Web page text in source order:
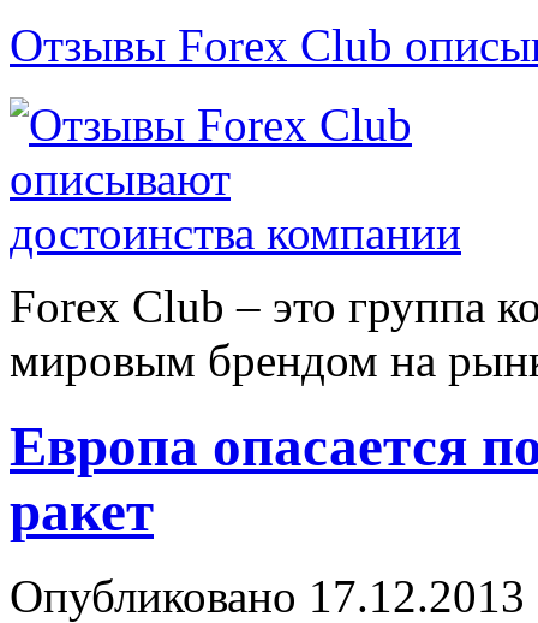
Отзывы Forex Сlub
Forex Сlub – это группа
мировым брендом на
Европа опасается
ракет
Опубликовано